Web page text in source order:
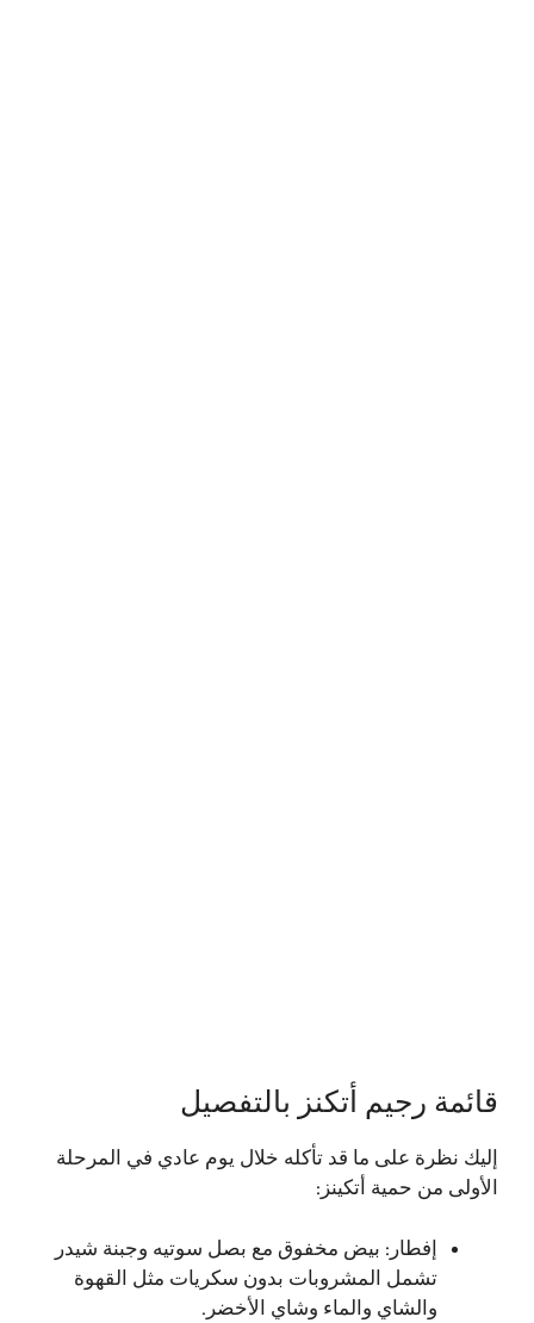
قائمة رجيم أتكنز بالتفصيل
إليك نظرة على ما قد تأكله خلال يوم عادي في المرحلة
الأولى من حمية أتكينز:
إفطار: بيض مخفوق مع بصل سوتيه وجبنة شيدر
تشمل المشروبات بدون سكريات مثل القهوة
والشاي والماء وشاي الأخضر.